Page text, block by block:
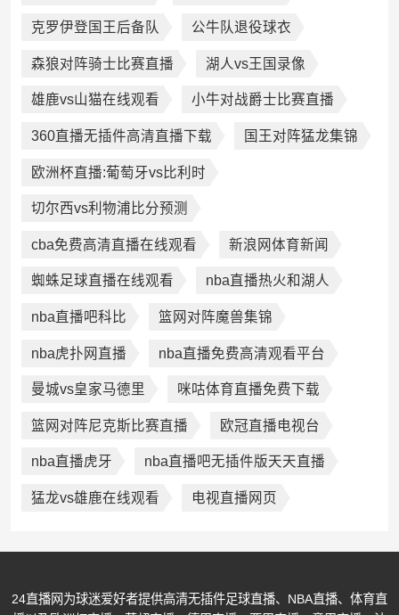
克罗伊登国王后备队 公牛队退役球衣
森狼对阵骑士比赛直播 湖人vs王国录像
雄鹿vs山猫在线观看 小牛对战爵士比赛直播
360直播无插件高清直播下载 国王对阵猛龙集锦
欧洲杯直播:葡萄牙vs比利时
切尔西vs利物浦比分预测
cba免费高清直播在线观看 新浪网体育新闻
蜘蛛足球直播在线观看 nba直播热火和湖人
nba直播吧科比 篮网对阵魔兽集锦
nba虎扑网直播 nba直播免费高清观看平台
曼城vs皇家马德里 咪咕体育直播免费下载
篮网对阵尼克斯比赛直播 欧冠直播电视台
nba直播虎牙 nba直播吧无插件版天天直播
猛龙vs雄鹿在线观看 电视直播网页
24直播网为球迷爱好者提供高清无插件足球直播、NBA直播、体育直